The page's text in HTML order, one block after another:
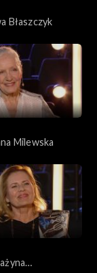
Błaszczyk
Milewska